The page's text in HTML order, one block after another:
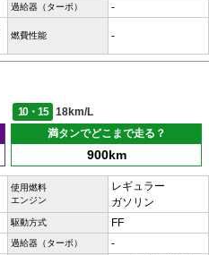
過給器（ターボ） -
燃費性能 -
10・15
18km/L
満タンでどこまで走る？
900km
使用燃料
エンジン
レギュラー
ガソリン
駆動方式 FF
過給器（ターボ） -